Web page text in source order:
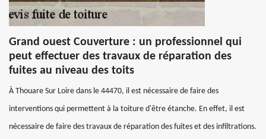
Grand ouest Couverture : un professionnel qui
peut effectuer des travaux de réparation des
fuites au niveau des toits
À Thouare Sur Loire dans le 44470, il est nécessaire de faire des
interventions qui permettent à la toiture d'être étanche. En effet, il est
nécessaire de faire des travaux de réparation des fuites et des infiltrations.